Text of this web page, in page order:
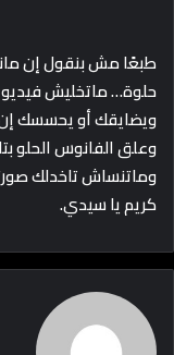
طبعًا مش بنقول إن
حلوة… ماتخليش فيديو
ويضايقك أو يحسسك
وعلق الفانوس الحلو
وماتنساش تاخدلك
كريم يا سيدي.